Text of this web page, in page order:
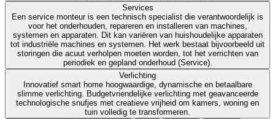
Services
Een service monteur is een technisch specialist die verantwoordelijk is
voor het onderhouden, repareren en installeren van machines,
systemen en apparaten. Dit kan variëren van huishoudelijke apparaten
tot industriële machines en systemen. Het werk bestaat bijvoorbeeld uit
storingen die acuut verholpen moeten worden, tot het verrichten van
periodiek en gepland onderhoud (Service).
Verlichting
Innovatief smart home hoogwaardige, dynamische en betaalbare
slimme verlichting. Budgetvriendelijke verlichting met geavanceerde
technologische snufjes met creatieve vrijheid om kamers, woning en
tuin volledig te transformeren.